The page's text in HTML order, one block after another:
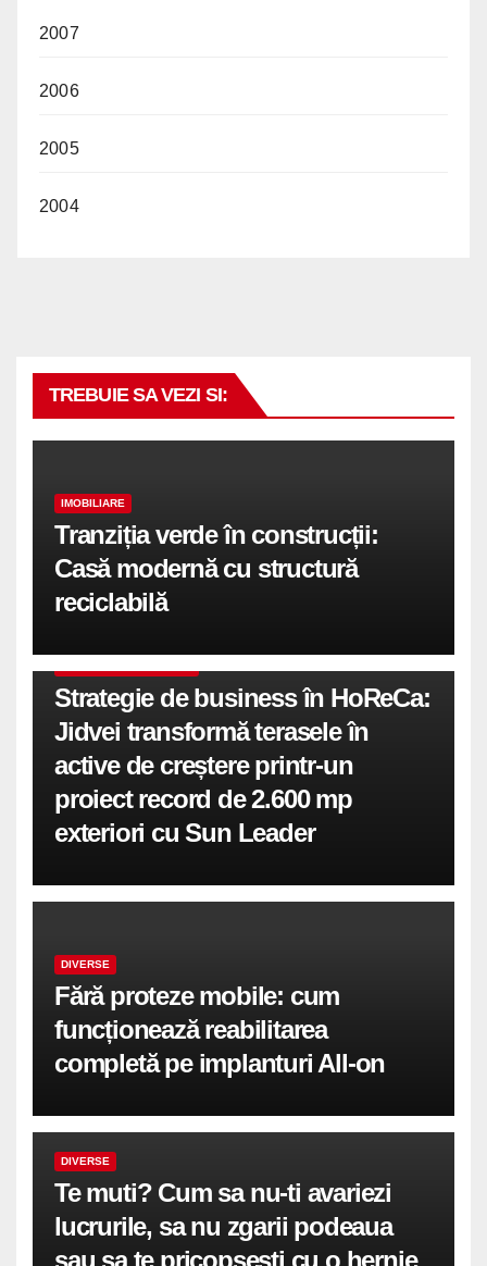
2007
2006
2005
2004
TREBUIE SA VEZI SI:
IMOBILIARE
Tranziția verde în construcții:
Casă modernă cu structură
reciclabilă
Strategie de business în HoReCa:
Jidvei transformă terasele în
active de creștere printr-un
proiect record de 2.600 mp
exteriori cu Sun Leader
DIVERSE
Fără proteze mobile: cum
funcționează reabilitarea
completă pe implanturi All-on
DIVERSE
Te muti? Cum sa nu-ti avariezi
lucrurile, sa nu zgarii podeaua